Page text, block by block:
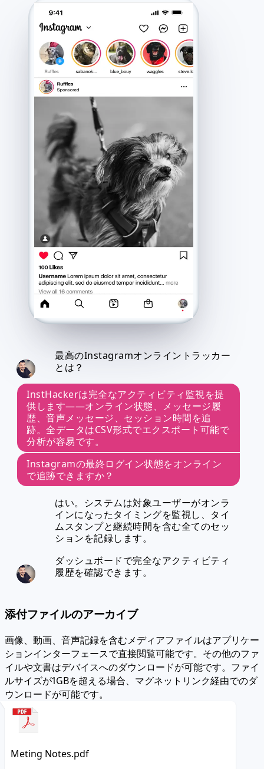
最高のInstagramオンライントラッカー
とは？
InstHackerは完全なアクティビティ監視を提
供します——オンライン状態、メッセージ履
歴、音声メッセージ、セッション時間を追
跡。全データはCSV形式でエクスポート可能で
分析が容易です。
Instagramの最終ログイン状態をオンライン
で追跡できますか？
はい。システムは対象ユーザーがオンラ
インになったタイミングを監視し、タイ
ムスタンプと継続時間を含む全てのセッ
ションを記録します。
ダッシュボードで完全なアクティビティ
履歴を確認できます。
添付ファイルのアーカイブ
画像、動画、音声記録を含むメディアファイルはアプリケー
ションインターフェースで直接閲覧可能です。その他のファ
イルや文書はデバイスへのダウンロードが可能です。ファイ
ルサイズが1GBを超える場合、マグネットリンク経由でのダ
ウンロードが可能です。
Meting Notes.pdf